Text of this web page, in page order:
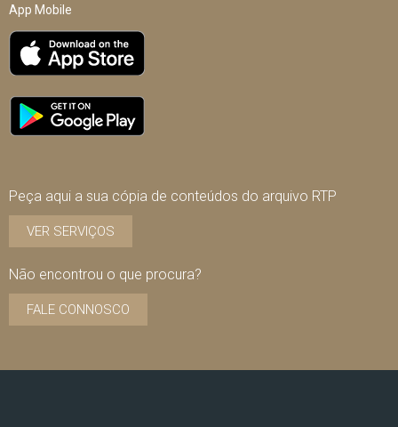
App Mobile
Peça aqui a sua cópia de conteúdos do arquivo RTP
VER SERVIÇOS
Não encontrou o que procura?
FALE CONNOSCO